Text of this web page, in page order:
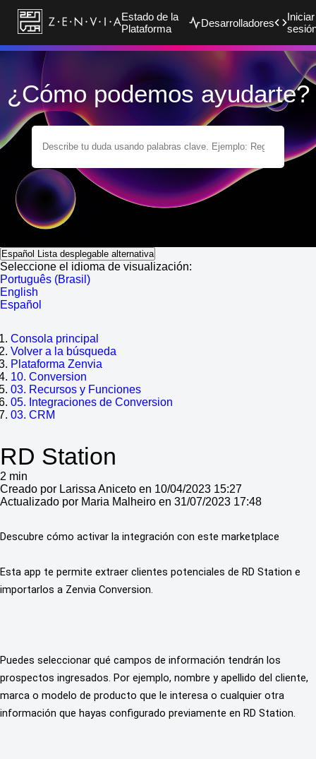
Estado de la
Plataforma
Desarrolladores
Iniciar
¿Cómo podemos ayudarte?
Español Lista desplegable alternativa
Seleccione el idioma de visualización:
Português (Brasil)
English
Español
Consola principal
Volver a la búsqueda
Plataforma Zenvia
10. Conversion
03. Recursos y Funciones
05. Integraciones de Conversion
03. CRM
RD Station
2 min
Creado por Larissa Aniceto en 10/04/2023 15:27
Actualizado por Maria Malheiro en 31/07/2023 17:48
Descubre cómo activar la integración con este marketplace
Esta app te permite extraer clientes potenciales de RD Station e
importarlos a Zenvia Conversion.
Puedes seleccionar qué campos de información tendrán los
prospectos ingresados. Por ejemplo, nombre y apellido del cliente,
marca o modelo de producto que le interesa o cualquier otra
información que hayas configurado previamente en RD Station.